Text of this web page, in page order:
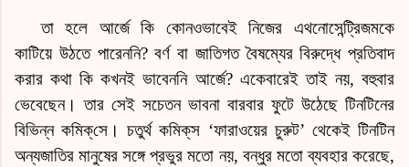
তা হলে আর্জে কি কোনওভাবেই নিজের এথনোসেন্ট্রিজমকে
কাটিয়ে উঠতে পারেননি? বর্ণ বা জাতিগত বৈষম্যের বিরুদ্ধে প্রতিবাদ
করার কথা কি কখনই ভাবেননি আর্জে? একেবারেই তাই নয়, বহুবার
ভেবেছেন। তার সেই সচেতন ভাবনা বারবার ফুটে উঠেছে টিনটিনের
বিভিন্নকমিক্‌সে । চতুর্থকমিক্‌স ‘ফারাওয়ের চুরুট’ থেকেই টিনটিন
অন্যজাতির মানুষের সঙ্গে প্রভুর মতো নয়, বন্ধুর মতো ব্যবহার করেছে,